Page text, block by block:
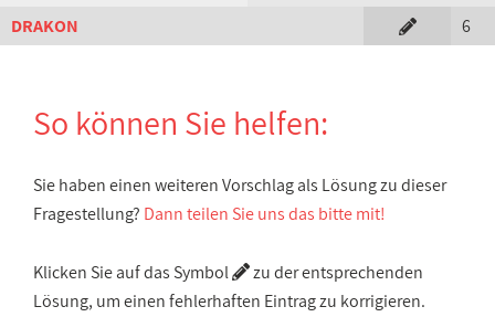
DRAKON
6
So können Sie helfen:
Sie haben einen weiteren Vorschlag als Lösung zu dieser
Fragestellung? Dann teilen Sie uns das bitte mit!
Klicken Sie auf das Symbol
zu der entsprechenden
Lösung, um einen fehlerhaften Eintrag zu korrigieren.